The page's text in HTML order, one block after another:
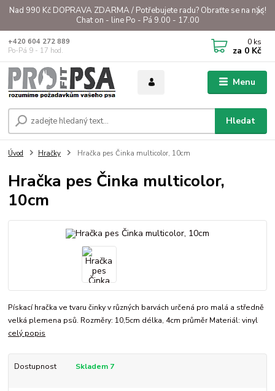
Nad 990 Kč DOPRAVA ZDARMA / Potřebujete radu? Obraťte se na nás!
Chat on - line Po - Pá 9.00 - 17.00
Menu
Hledat
+420 604 272 889
Po-Pá 9 - 17 hod.
0 ks
za 0 Kč
Úvod Hračky Hračka pes Činka multicolor, 10cm
Hračka pes Činka multicolor,
10cm
Pískací hračka ve tvaru činky v různých barvách určená pro malá a středně
velká plemena psů. Rozměry: 10,5cm délka, 4cm průměr Materiál: vinyl
celý popis
Dostupnost Skladem 7